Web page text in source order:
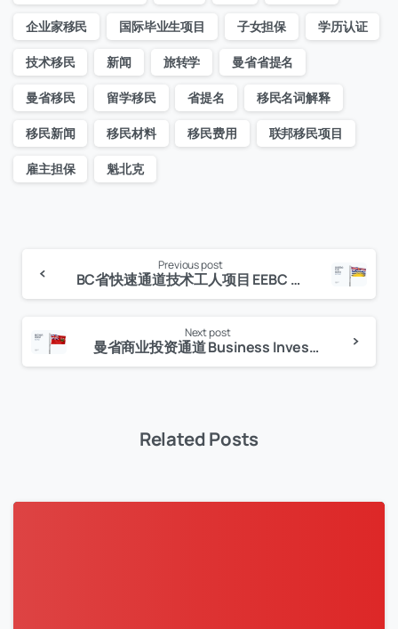
企业家移民 国际毕业生项目 子女担保 学历认证
技术移民 新闻 旅转学 曼省省提名
曼省移民 留学移民 省提名 移民名词解释
移民新闻 移民材料 移民费用 联邦移民项目
雇主担保 魁北克
Continue
Reading
Previous post
BC省快速通道技术工人项目 EEBC Skilled Worker
Next post
曼省商业投资通道 Business Investor Stream BIS
Related Posts